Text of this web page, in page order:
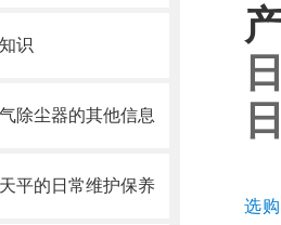
识
除尘器的其他信息
平的日常维护保养
选